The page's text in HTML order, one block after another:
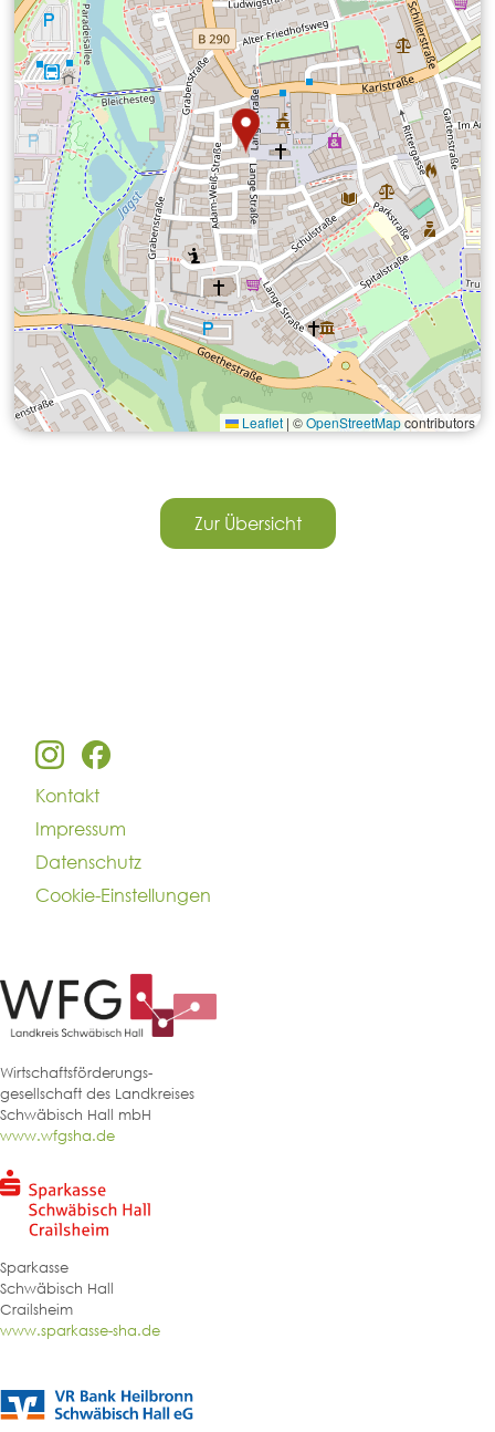
Leaflet | ©OpenStreetMapcontributors
Zur Übersicht
Kontakt
Impressum
Datenschutz
Cookie-Einstellungen
Wirtschaftsförderungs-
gesellschaft des Landkreises
Schwäbisch Hall mbH
www.wfgsha.de
Sparkasse
Schwäbisch Hall
Crailsheim
www.sparkasse-sha.de